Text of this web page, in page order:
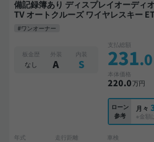
備記録簿あり ディスプレイオーディ
TV オートクルーズ ワイヤレスキー
ライブレコーダー 衝突軽減
#ワンオーナー
板金歴
なし
外装
A
内装
S
支払総額
231.0
本体価格
220.0万円
ローン
参考
月々
※金額
年式 走行距離 車検